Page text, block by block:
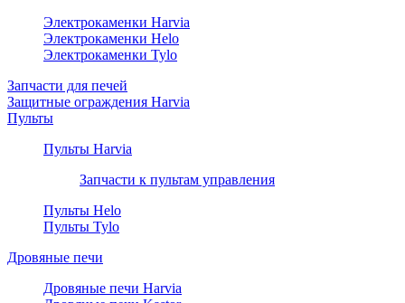
Электрокаменки Harvia
Электрокаменки Helo
Электрокаменки Tylo
Запчасти для печей
Защитные ограждения Harvia
Пульты
Пульты Harvia
Запчасти к пультам управления
Пульты Helo
Пульты Tylo
Дровяные печи
Дровяные печи Harvia